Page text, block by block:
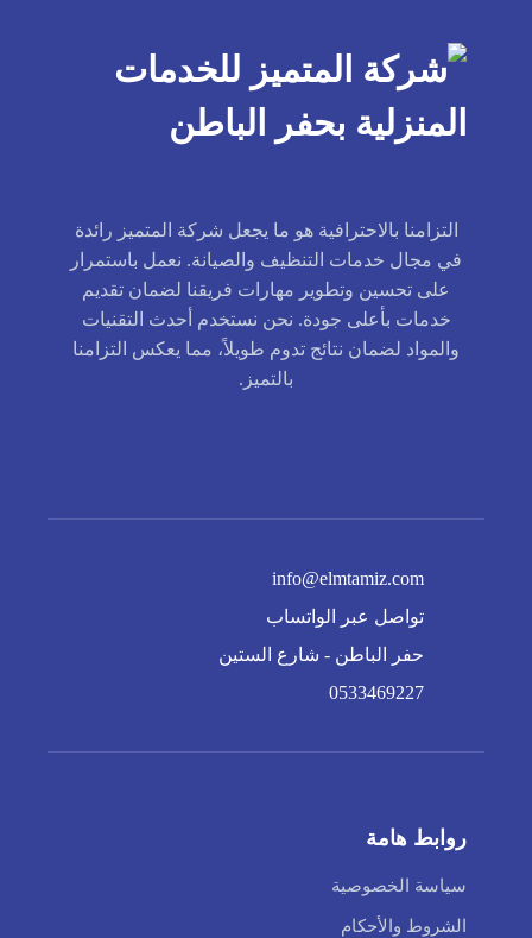
التزامنا بالاحترافية هو ما يجعل شركة المتميز رائدة
في مجال خدمات التنظيف والصيانة. نعمل باستمرار
على تحسين وتطوير مهارات فريقنا لضمان تقديم
خدمات بأعلى جودة. نحن نستخدم أحدث التقنيات
والمواد لضمان نتائج تدوم طويلاً، مما يعكس التزامنا
بالتميز.
info@elmtamiz.com
تواصل عبر الواتساب
حفر الباطن - شارع الستين
0533469227
روابط هامة
سياسة الخصوصية
الشروط والأحكام